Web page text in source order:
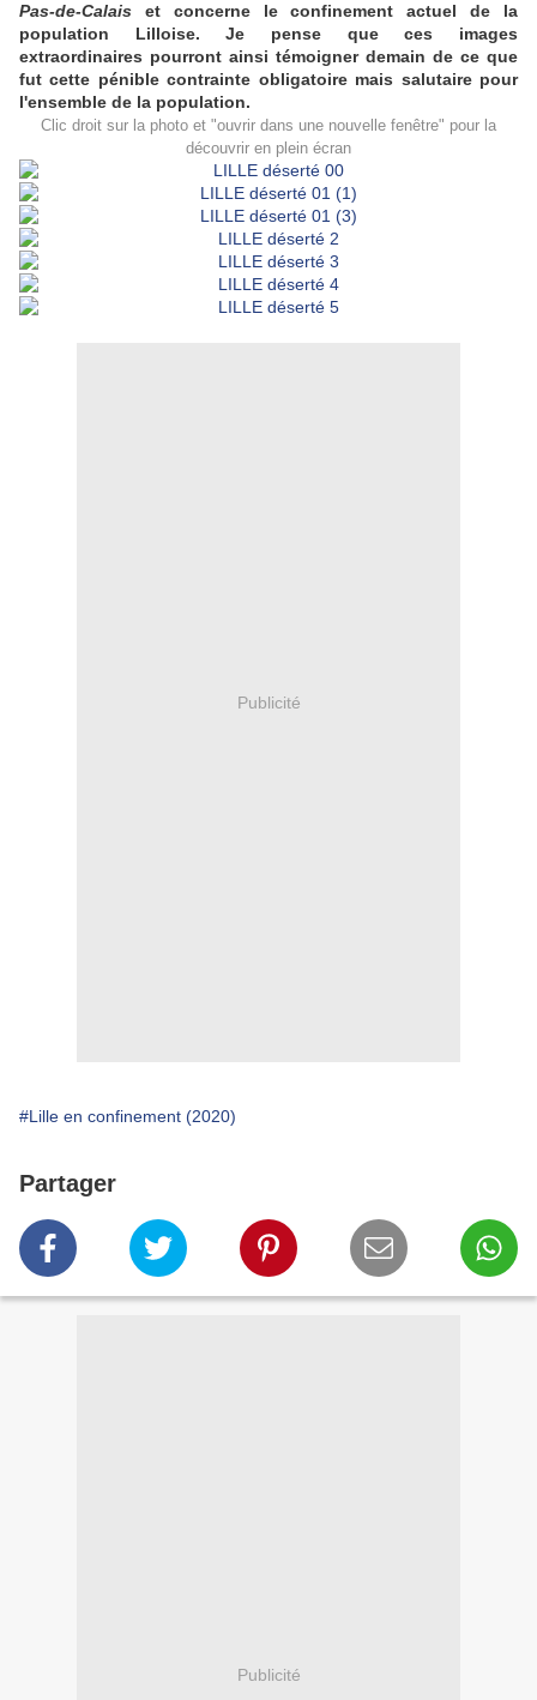
Pas-de-Calais et concerne le confinement actuel de la
population Lilloise.Je pense que ces images
extraordinaires pourront ainsi témoigner demain de ce que
fut cette pénible contrainte obligatoire mais salutaire pour
l'ensemble de la population.
Clic droit sur la photo et "ouvrir dans une nouvelle fenêtre" pour la
découvrir en plein écran
Publicité
#Lille en confinement (2020)
Partager
Publicité